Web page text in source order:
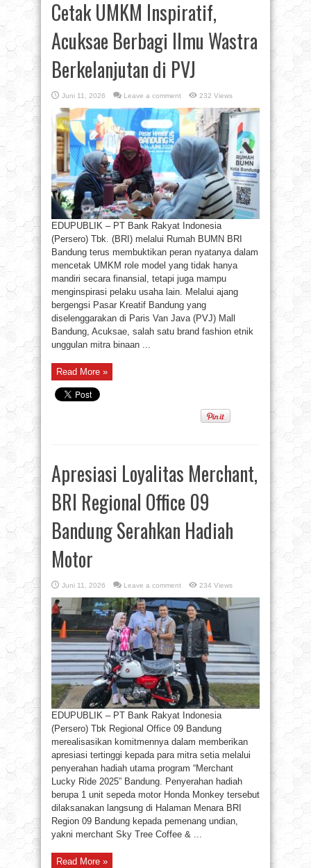
Cetak UMKM Inspiratif,
Acuksae Berbagi Ilmu Wastra
Berkelanjutan di PVJ
Juni 11, 2026 Leave a comment 232 Views
EDUPUBLIK – PT Bank Rakyat Indonesia
(Persero) Tbk. (BRI) melalui Rumah BUMN BRI
Bandung terus membuktikan peran nyatanya dalam
mencetak UMKM role model yang tidak hanya
mandiri secara finansial, tetapi juga mampu
menginspirasi pelaku usaha lain. Melalui ajang
bergengsi Pasar Kreatif Bandung yang
diselenggarakan di Paris Van Java (PVJ) Mall
Bandung, Acuksae, salah satu brand fashion etnik
unggulan mitra binaan ...
Read More »
Apresiasi Loyalitas Merchant,
BRI Regional Office 09
Bandung Serahkan Hadiah
Motor
Juni 11, 2026 Leave a comment 234 Views
EDUPUBLIK – PT Bank Rakyat Indonesia
(Persero) Tbk Regional Office 09 Bandung
merealisasikan komitmennya dalam memberikan
apresiasi tertinggi kepada para mitra setia melalui
penyerahan hadiah utama program “Merchant
Lucky Ride 2025” Bandung. Penyerahan hadiah
berupa 1 unit sepeda motor Honda Monkey tersebut
dilaksanakan langsung di Halaman Menara BRI
Region 09 Bandung kepada pemenang undian,
yakni merchant Sky Tree Coffee & ...
Read More »